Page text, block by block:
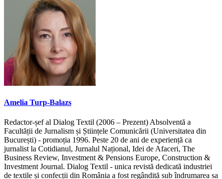
Amelia Turp-Balazs
Redactor-șef al Dialog Textil (2006 – Prezent) Absolventă a
Facultății de Jurnalism și Științele Comunicării (Universitatea din
București) - promoția 1996. Peste 20 de ani de experiență ca
jurnalist la Cotidianul, Jurnalul Național, Idei de Afaceri, The
Business Review, Investment & Pensions Europe, Construction &
Investment Journal. Dialog Textil - unica revistă dedicată industriei
de textile și confecții din România a fost regândită sub îndrumarea sa